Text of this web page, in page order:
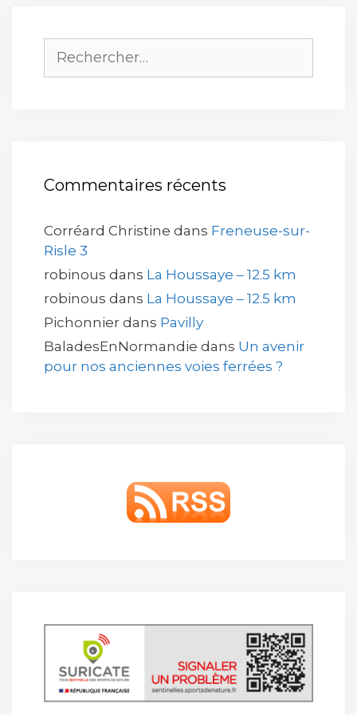
Rechercher :
Commentaires récents
Corréard Christine dans Freneuse-sur-
Risle 3
robinous dans La Houssaye – 12.5 km
robinous dans La Houssaye – 12.5 km
Pichonnier dans Pavilly
BaladesEnNormandie dans Un avenir
pour nos anciennes voies ferrées ?